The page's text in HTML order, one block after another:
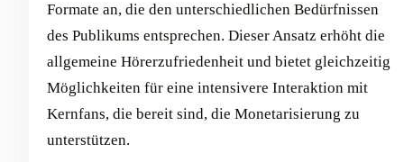
Formate an, die den unterschiedlichen Bedürfnissen
des Publikums entsprechen. Dieser Ansatz erhöht die
allgemeine Hörerzufriedenheit und bietet gleichzeitig
Möglichkeiten für eine intensivere Interaktion mit
Kernfans, die bereit sind, die Monetarisierung zu
unterstützen.